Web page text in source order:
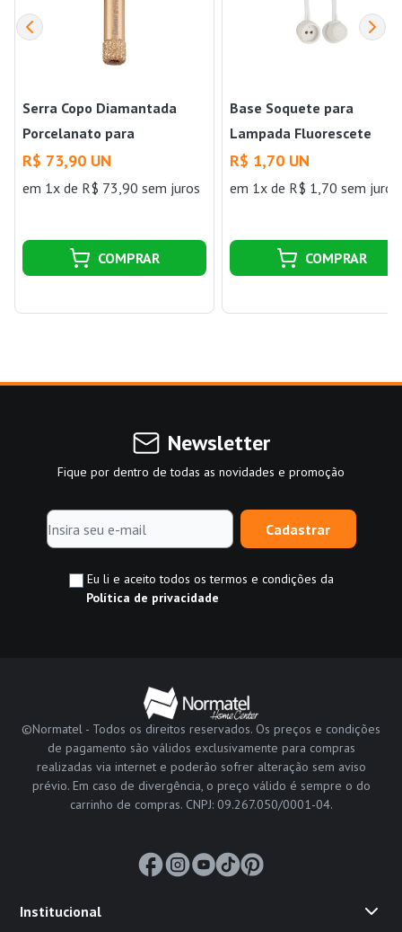
Serra Copo Diamantada
Porcelanato para
Esmerilhadeira 12mm
Cortag
R$ 73,90 UN
em 1x de R$ 73,90 sem juros
COMPRAR
Base Soquete para
Lampada Fluorescete
Tubular com Base G5/T5
Decorlux
R$ 1,70 UN
em 1x de R$ 1,70 sem juros
COMPRAR
Newsletter
Fique por dentro de todas as novidades e promoção
Cadastrar
Eu li e aceito todos os termos e condições da
Política de privacidade
©Normatel - Todos os direitos reservados. Os preços e condições
de pagamento são válidos exclusivamente para compras
realizadas via internet e poderão sofrer alteração sem aviso
prévio. Em caso de divergência, o preço válido é sempre o do
carrinho de compras. CNPJ: 09.267.050/0001-04.
Institucional